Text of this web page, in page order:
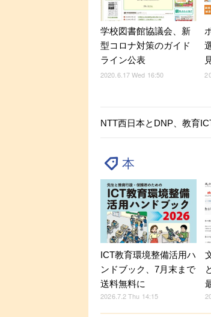
学校図書館協議会、新
型コロナ対策のガイド
ライン公表
2020.6.17 Wed 16:50
NTT西日本とDNP、教育
本
ICT教育環境整備活用ハ
ンドブック、7月末まで
送料無料に
2026.7.2 Thu 14:15